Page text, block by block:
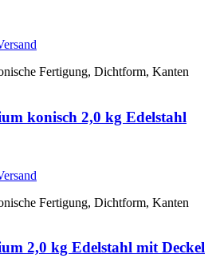
Fertigung, Dichtform, Kanten
konisch 2,0 kg Edelstahl
Fertigung, Dichtform, Kanten
2,0 kg Edelstahl mit Deckel